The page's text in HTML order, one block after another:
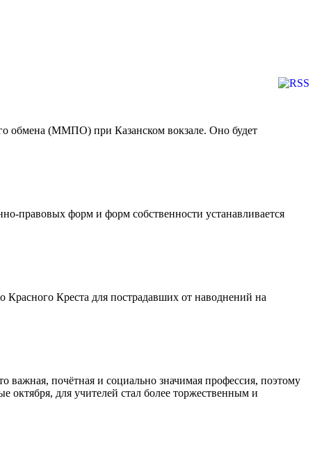
обмена (ММПО) при Казанском вокзале. Оно будет
правовых форм и форм собственности устанавливается
Красного Креста для пострадавших от наводнений на
важная, почётная и социально значимая профессия, поэтому
октября, для учителей стал более торжественным и